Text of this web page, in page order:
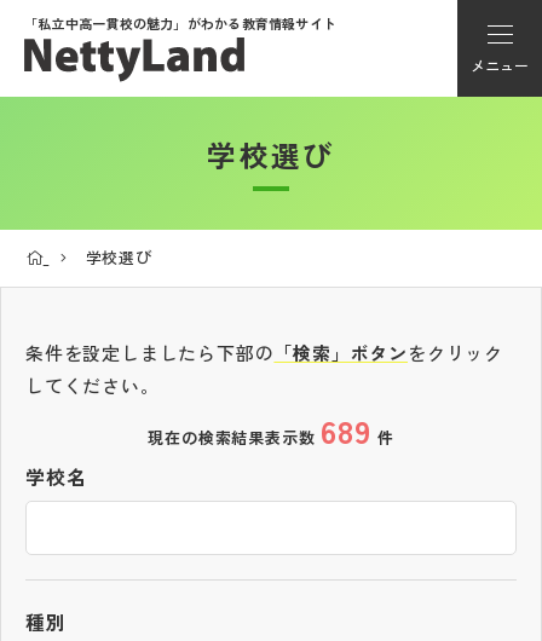
「私立中高一貫校の魅力」がわかる教育情報サイト
メニュー
アカウント登録
メニュー
学校選び
私学探検隊
学校選び
学校選び
条件を設定しましたら下部の 「検索」ボタンをクリック
してください。
現在の検索結果表示数 689 件
学校名
種別